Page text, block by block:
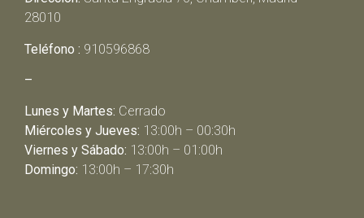
28010
Teléfono : 910596868
–
Lunes y Martes: Cerrado
Miércoles y Jueves: 13:00h – 00:30h
Viernes y Sábado: 13:00h – 01:00h
Domingo: 13:00h – 17:30h